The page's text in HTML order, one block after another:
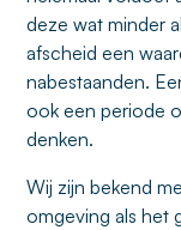
deze wat minder
afscheid een
nabestaanden.
ook een periode
denken.
Wij zijn bekend
omgeving als het